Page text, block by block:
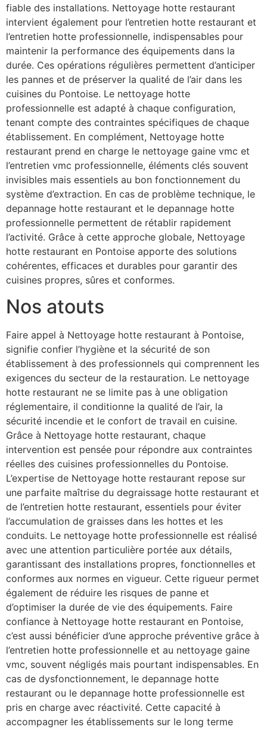
fiable des installations. Nettoyage hotte restaurant
intervient également pour l’entretien hotte restaurant et
l’entretien hotte professionnelle, indispensables pour
maintenir la performance des équipements dans la
durée. Ces opérations régulières permettent d’anticiper
les pannes et de préserver la qualité de l’air dans les
cuisines du Pontoise. Le nettoyage hotte
professionnelle est adapté à chaque configuration,
tenant compte des contraintes spécifiques de chaque
établissement. En complément, Nettoyage hotte
restaurant prend en charge le nettoyage gaine vmc et
l’entretien vmc professionnelle, éléments clés souvent
invisibles mais essentiels au bon fonctionnement du
système d’extraction. En cas de problème technique, le
depannage hotte restaurant et le depannage hotte
professionnelle permettent de rétablir rapidement
l’activité. Grâce à cette approche globale, Nettoyage
hotte restaurant en Pontoise apporte des solutions
cohérentes, efficaces et durables pour garantir des
cuisines propres, sûres et conformes.
Nos atouts
Faire appel à Nettoyage hotte restaurant à Pontoise,
signifie confier l’hygiène et la sécurité de son
établissement à des professionnels qui comprennent les
exigences du secteur de la restauration. Le nettoyage
hotte restaurant ne se limite pas à une obligation
réglementaire, il conditionne la qualité de l’air, la
sécurité incendie et le confort de travail en cuisine.
Grâce à Nettoyage hotte restaurant, chaque
intervention est pensée pour répondre aux contraintes
réelles des cuisines professionnelles du Pontoise.
L’expertise de Nettoyage hotte restaurant repose sur
une parfaite maîtrise du degraissage hotte restaurant et
de l’entretien hotte restaurant, essentiels pour éviter
l’accumulation de graisses dans les hottes et les
conduits. Le nettoyage hotte professionnelle est réalisé
avec une attention particulière portée aux détails,
garantissant des installations propres, fonctionnelles et
conformes aux normes en vigueur. Cette rigueur permet
également de réduire les risques de panne et
d’optimiser la durée de vie des équipements. Faire
confiance à Nettoyage hotte restaurant en Pontoise,
c’est aussi bénéficier d’une approche préventive grâce à
l’entretien hotte professionnelle et au nettoyage gaine
vmc, souvent négligés mais pourtant indispensables. En
cas de dysfonctionnement, le depannage hotte
restaurant ou le depannage hotte professionnelle est
pris en charge avec réactivité. Cette capacité à
accompagner les établissements sur le long terme